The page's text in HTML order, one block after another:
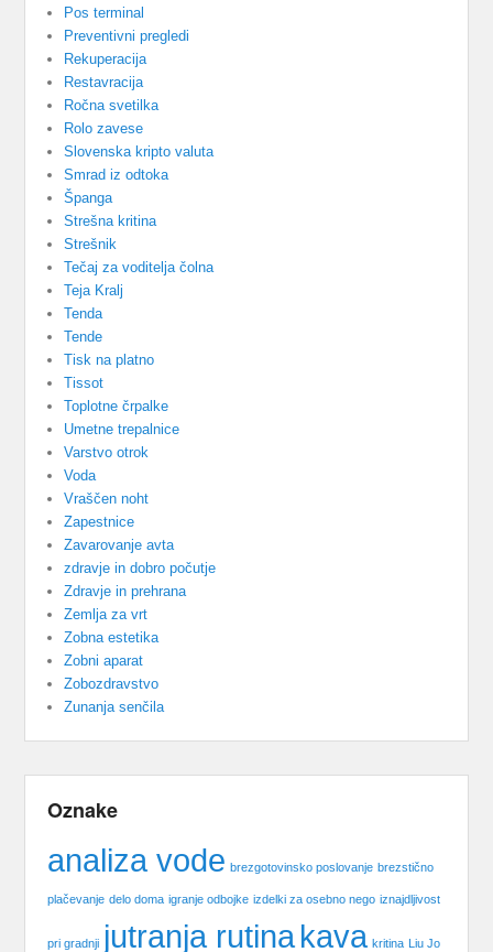
Pos terminal
Preventivni pregledi
Rekuperacija
Restavracija
Ročna svetilka
Rolo zavese
Slovenska kripto valuta
Smrad iz odtoka
Španga
Strešna kritina
Strešnik
Tečaj za voditelja čolna
Teja Kralj
Tenda
Tende
Tisk na platno
Tissot
Toplotne črpalke
Umetne trepalnice
Varstvo otrok
Voda
Vraščen noht
Zapestnice
Zavarovanje avta
zdravje in dobro počutje
Zdravje in prehrana
Zemlja za vrt
Zobna estetika
Zobni aparat
Zobozdravstvo
Zunanja senčila
Oznake
analiza vode brezgotovinsko poslovanje brezstično
plačevanje delo doma igranje odbojke izdelki za osebno nego iznajdljivost
pri gradnji jutranja rutinakava kritina Liu Jo